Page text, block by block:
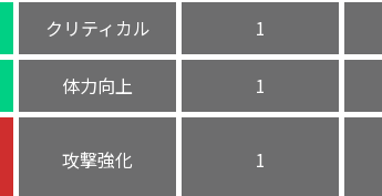
クリティカル 1
体力向上 1
攻撃強化 1